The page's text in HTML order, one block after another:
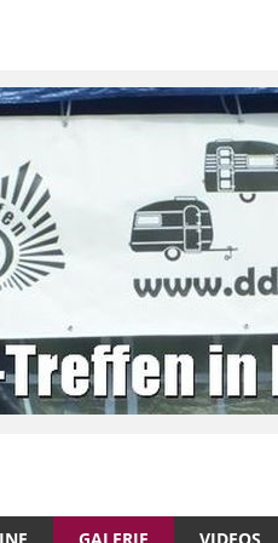
GALERIE VIDEOS